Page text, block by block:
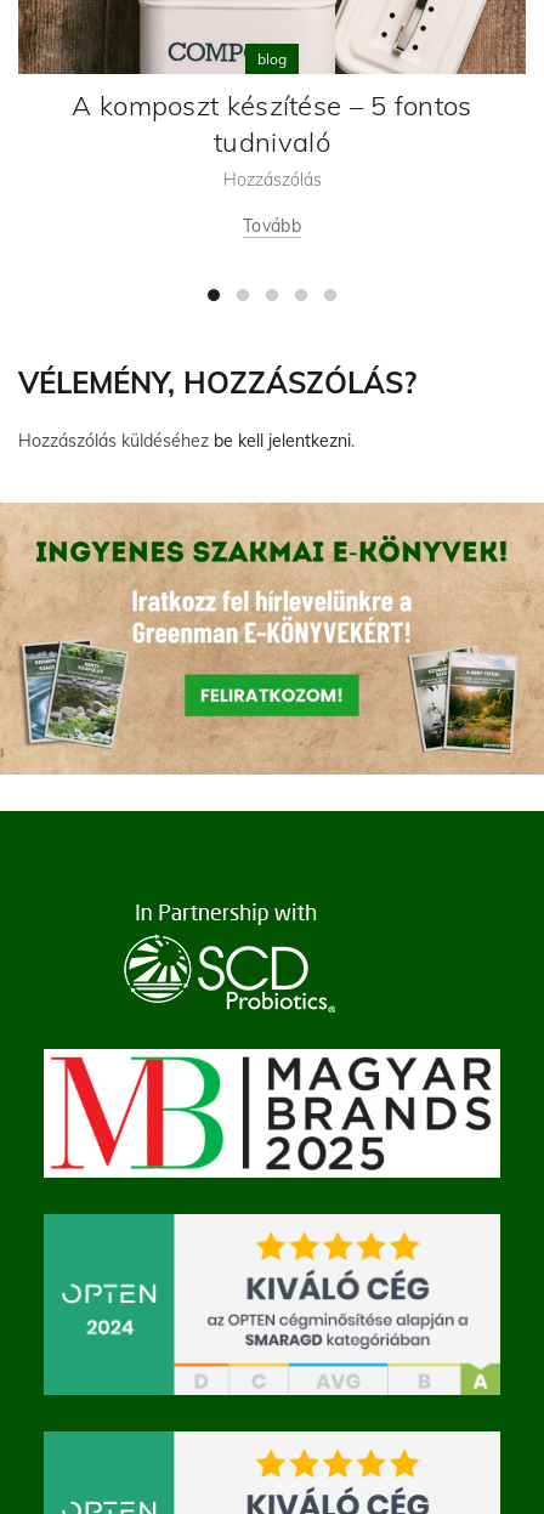
blog
A komposzt készítése – 5 fontos
tudnivaló
Hozzászólás
Tovább
VÉLEMÉNY, HOZZÁSZÓLÁS?
Hozzászólás küldéséhez be kell jelentkezni.